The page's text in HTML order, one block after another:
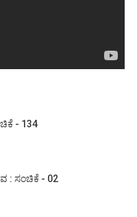
- 134
: ಸಂಚಿಕೆ - 02